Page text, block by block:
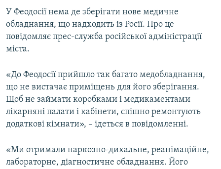
пошуку
ІНТЕРВ'Ю
ВСЕ ЗА ДЕНЬ
СПЕЦПРОЕКТИ
ВІДЕОУРОКИ «ELIFBE»
СВІДЧЕННЯ ОКУПАЦІЇ
УКРАЇНСЬКА ПРОБЛЕМА КРИМУ
Русский
Qırımtatar
У Феодосії нема де зберігати нове медичне
обладнання, що надходить із Росії. Про це
повідомляє прес-служба російської адміністрації
міста.
«До Феодосії прийшло так багато медобладнання,
що не вистачає приміщень для його зберігання.
Щоб не займати коробками і медикаментами
лікарняні палати і кабінети, спішно ремонтують
додаткові кімнати», – ідеться в повідомленні.
«Ми отримали наркозно-дихальне, реанімаційне,
лабораторне, діагностичне обладнання. Його